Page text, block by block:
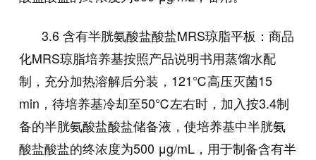
3.6 含有半胱氨酸盐酸盐MRS琼脂平板：商品
化MRS琼脂培养基按照产品说明书用蒸馏水配
制，充分加热溶解后分装，121℃高压灭菌15
min，待培养基冷却至50℃左右时，加入按3.4制
备的半胱氨酸盐酸盐储备液，使培养基中半胱氨
酸盐酸盐的终浓度为500 μg/mL，用于制备含有半